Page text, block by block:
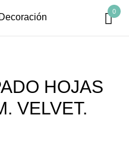
0
HOJAS
VELVET.